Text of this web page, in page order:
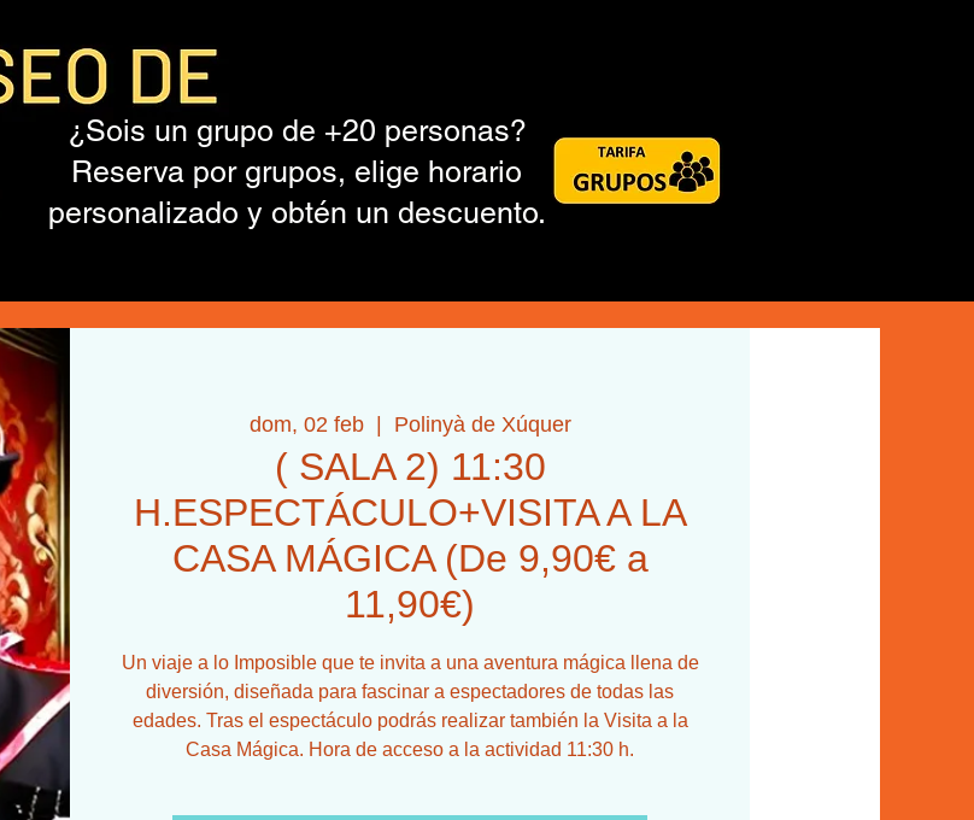
¿Sois un grupo de +20 personas?
Reserva por grupos, elige horario
personalizado y obtén un descuento.
dom, 02 feb
  |
Polinyà de Xúquer
( SALA 2) 11:30
H.ESPECTÁCULO+VISITA A LA
CASA MÁGICA (De 9,90€ a
11,90€)
Un viaje a lo Imposible que te invita a una aventura mágica llena de
diversión, diseñada para fascinar a espectadores de todas las
edades. Tras el espectáculo podrás realizar también la Visita a la
Casa Mágica. Hora de acceso a la actividad 11:30 h.